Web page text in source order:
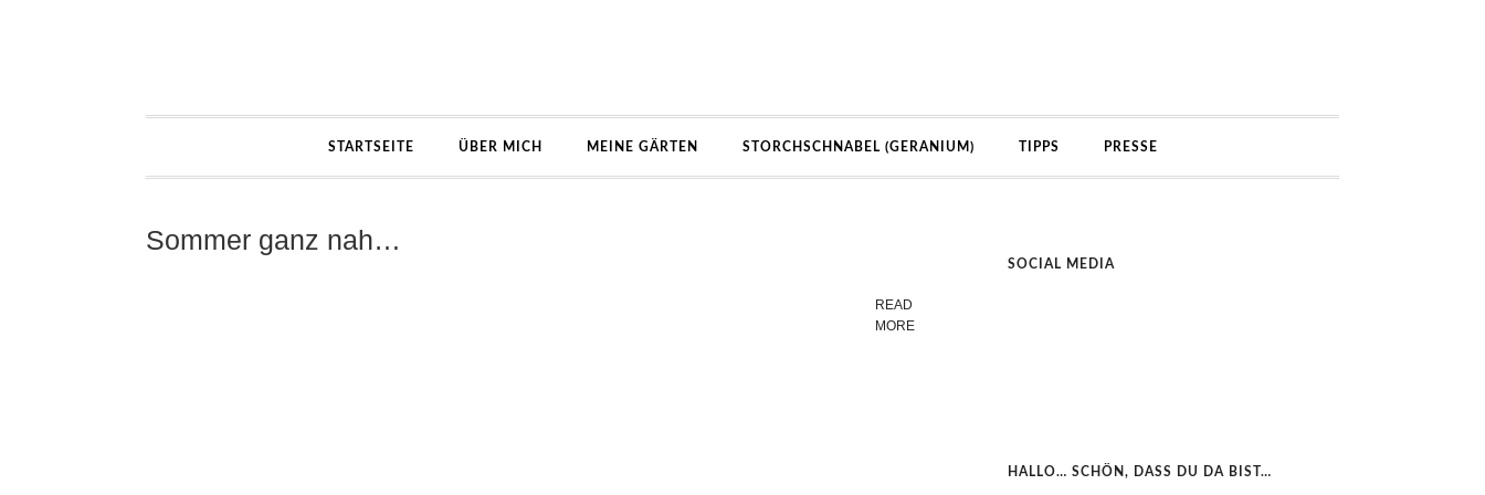
STARTSEITE ÜBER MICH MEINE GÄRTEN STORCHSCHNABEL (GERANIUM) TIPPS PRESSE
Sommer ganz nah…
READ
MORE
SOCIAL MEDIA
HALLO… SCHÖN, DASS DU DA BIST…